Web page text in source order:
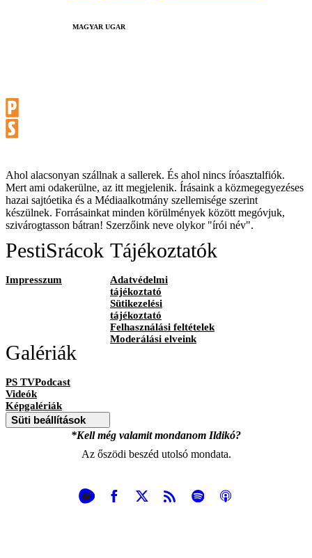
MAGYAR UGAR
Ahol alacsonyan szállnak a sallerek. És ahol nincs íróasztalfiók.
Mert ami odakerülne, az itt megjelenik. Írásaink a közmegegyezéses
hazai sajtóetika és a Médiaalkotmány szellemisége szerint
készülnek. Forrásainkat minden körülmények között megóvjuk,
szivárogtasson bátran! Szerzőink neve olykor "írói név".
PestiSrácok
Impresszum
Tájékoztatók
Adatvédelmi
tájékoztató
Sütikezelési
tájékoztató
Felhasználási feltételek
Moderálási elveink
Galériák
PS TVPodcast
Videók
Képgalériák
Süti beállítások
*Kell még valamit mondanom Ildikó?
Az őszödi beszéd utolsó mondata.